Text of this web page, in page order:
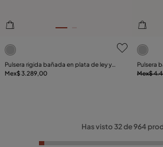
4.7de 5 Valoración del cliente
Pulsera rigida bañada en plata de ley y
cristal negro en extremos
Mex$ 3.289,00
5de
Pulsera
azules
Mex$
Has visto 32de964